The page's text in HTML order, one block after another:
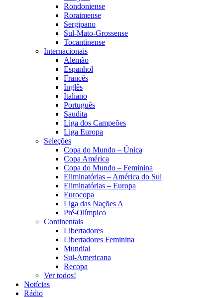
Rondoniense
Roraimense
Sergipano
Sul-Mato-Grossense
Tocantinense
Internacionais
Alemão
Espanhol
Francês
Inglês
Italiano
Português
Saudita
Liga dos Campeões
Liga Europa
Seleções
Copa do Mundo – Única
Copa América
Copa do Mundo – Feminina
Eliminatórias – América do Sul
Eliminatórias – Europa
Eurocopa
Liga das Nações A
Pré-Olímpico
Continentais
Libertadores
Libertadores Feminina
Mundial
Sul-Americana
Recopa
Ver todos!
Notícias
Rádio